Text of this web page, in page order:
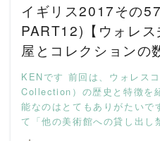
イギリス2017その
PART12)【ウォレ
屋とコレクションの
KENです 前回は、ウォレス
Collection）の歴史と特徴を
能なのはとてもありがたいで
て「他の美術館への貸し出